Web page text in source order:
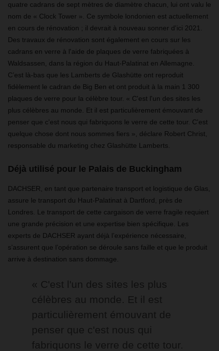
quatre cadrans de sept mètres de diamètre chacun, lui ont valu le
nom de « Clock Tower » . Ce symbole londonien est actuellement
en cours de rénovation ; il devrait à nouveau sonner d'ici 2021.
Des travaux de rénovation sont également en cours sur les
cadrans en verre à l'aide de plaques de verre fabriquées à
Waldsassen, dans la région du Haut-Palatinat en Allemagne.
C’est là-bas que les Lamberts de Glashütte ont reproduit
fidèlement le cadran de Big Ben et ont produit à la main 1 300
plaques de verre pour la célèbre tour. « C'est l'un des sites les
plus célèbres au monde. Et il est particulièrement émouvant de
penser que c'est nous qui fabriquons le verre de cette tour. C'est
quelque chose dont nous sommes fiers » , déclare Robert Christ,
responsable du marketing chez Glashütte Lamberts.
Déjà utilisé pour le Palais de Buckingham
DACHSER, en tant que partenaire transport et logistique de Glas,
assure le transport du Haut-Palatinat à Dartford, près de
Londres. Le transport de cette cargaison de verre fragile requiert
une grande précision et une expertise bien spécifique. Les
experts de DACHSER ayant déjà l’expérience nécessaire,
s’assurent que l’opération se déroule sans faille et que le produit
arrive à destination sans dommage.
« C'est l'un des sites les plus
célèbres au monde. Et il est
particulièrement émouvant de
penser que c'est nous qui
fabriquons le verre de cette tour.